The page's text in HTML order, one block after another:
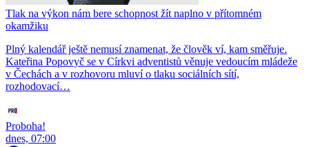
Tlak na výkon nám bere schopnost žít naplno v přítomném
okamžiku
Plný kalendář ještě nemusí znamenat, že člověk ví, kam směřuje.
Kateřina Popovyč se v Církvi adventistů věnuje vedoucím mládeže
v Čechách a v rozhovoru mluví o tlaku sociálních sítí,
rozhodovací…
Proboha!
dnes, 07:00